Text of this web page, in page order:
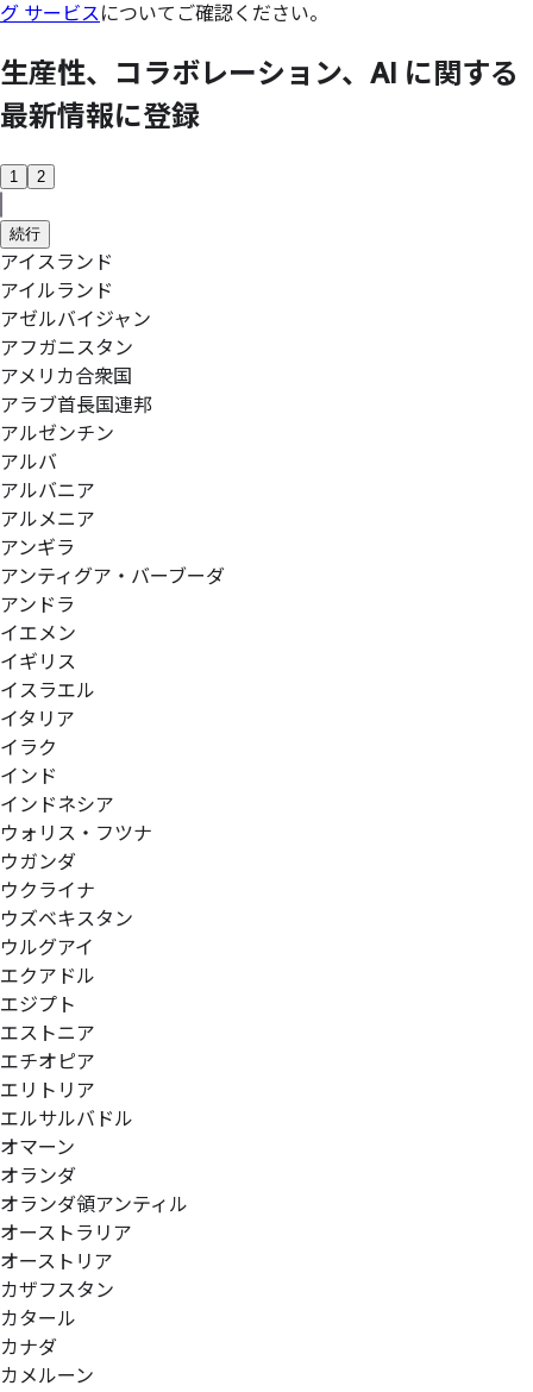
グ サービスについてご確認ください。
生産性、 コラボレーション、 AI に 関する
最新情報に登録
1 2
続行
アイスランド
アイルランド
アゼルバイジャン
アフガニスタン
アメリカ合衆国
アラブ首長国連邦
アルゼンチン
アルバ
アルバニア
アルメニア
アンギラ
アンティグア・バーブーダ
アンドラ
イエメン
イギリス
イスラエル
イタリア
イラク
インド
インドネシア
ウォリス・フツナ
ウガンダ
ウクライナ
ウズベキスタン
ウルグアイ
エクアドル
エジプト
エストニア
エチオピア
エリトリア
エルサルバドル
オマーン
オランダ
オランダ領アンティル
オーストラリア
オーストリア
カザフスタン
カタール
カナダ
カメルーン